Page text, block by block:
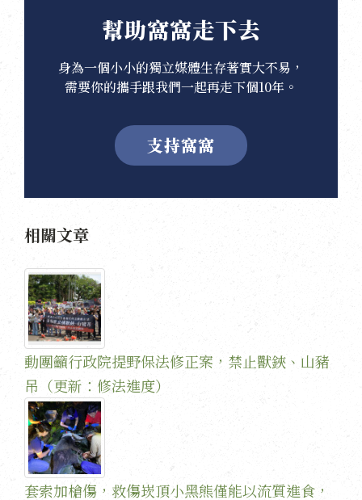
幫助窩窩走下去
身為一個小小的獨立媒體生存著實大不易，
需要你的攜手跟我們一起再走下個10年。
支持窩窩
相關文章
動團籲行政院提野保法修正案，禁止獸鋏、山豬
吊（更新：修法進度）
套索加槍傷，救傷崁頂小黑熊僅能以流質進食，